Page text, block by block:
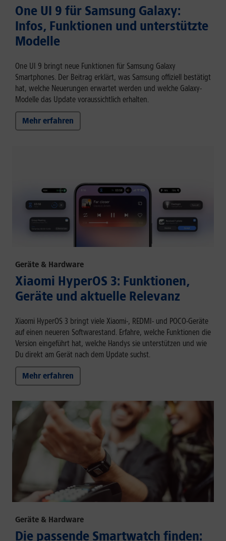
One UI 9 für Samsung Galaxy:
Infos, Funktionen und unterstützte
Modelle
One UI 9 bringt neue Funktionen für Samsung Galaxy
Smartphones. Der Beitrag erklärt, was Samsung offiziell bestätigt
hat, welche Neuerungen erwartet werden und welche Galaxy-
Modelle das Update voraussichtlich erhalten.
Mehr erfahren
Geräte & Hardware
Xiaomi HyperOS 3: Funktionen,
Geräte und aktuelle Relevanz
Xiaomi HyperOS 3 bringt viele Xiaomi-, REDMI- und POCO-Geräte
auf einen neueren Softwarestand. Erfahre, welche Funktionen die
Version eingeführt hat, welche Handys sie unterstützen und wie
Du direkt am Gerät nach dem Update suchst.
Mehr erfahren
Geräte & Hardware
Die passende Smartwatch finden: